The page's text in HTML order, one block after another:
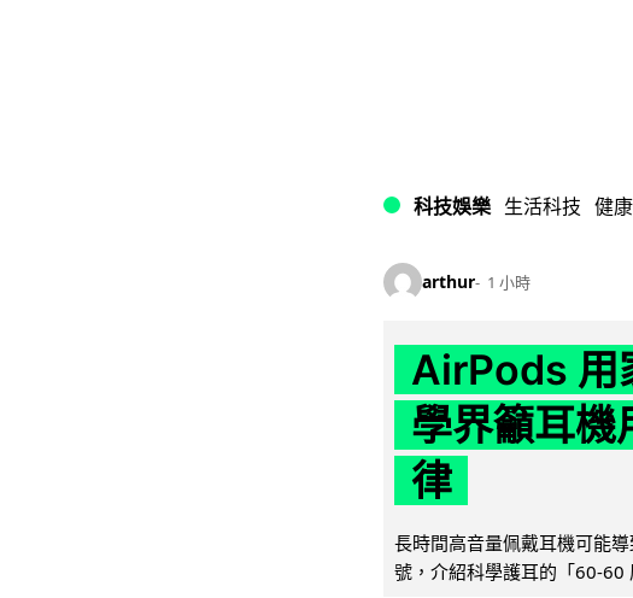
科技娛樂 生活科技 健康
arthur 1 小時
AirPods 用
學界籲耳
律
長時間高音量佩戴耳機可能
號，介紹科學護耳的「60-60